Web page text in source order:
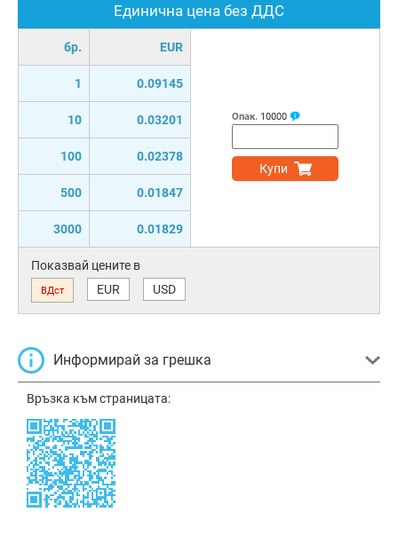
Единична цена без ДДС
бр. EUR
1 0.09145
10 0.03201
100 0.02378
500 0.01847
3000 0.01829
Опак. 10000
Купи
Показвай цените в
ВДст EUR USD
Информирай за грешка
Връзка към страницата: